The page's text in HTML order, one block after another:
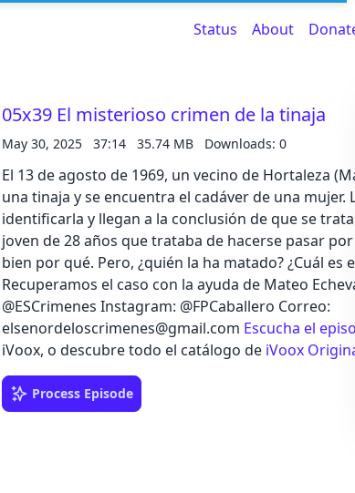
here
Cancel Save
Status About
05x39 El misterioso crimen de la tinaja
May 30, 2025 37:14 35.74 MB Downloads: 0
El 13 de agosto de 1969, un vecino de Hortaleza
una tinaja y se encuentra el cadáver de una mujer.
identificarla y llegan a la conclusión de que se
joven de 28 años que trataba de hacerse pasar
bien por qué. Pero, ¿quién la ha matado? ¿Cuál es
Recuperamos el caso con la ayuda de Mateo
@ESCrimenes Instagram: @FPCaballero Correo:
elsenordeloscrimenes@gmail.com Escucha el
iVoox, o descubre todo el catálogo de iVoox
Process Episode